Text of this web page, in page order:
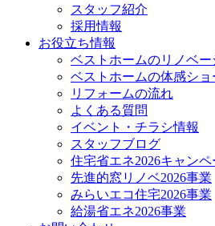
スタッフ紹介
採用情報
お役立ち情報
ベストホームのリノベー
ベストホームの体感ショ
リフォームの流れ
よくある質問
イベント・チラシ情報
スタッフブログ
住宅省エネ2026キャンペ
先進的窓リノベ2026事業
みらいエコ住宅2026事業
給湯省エネ2026事業